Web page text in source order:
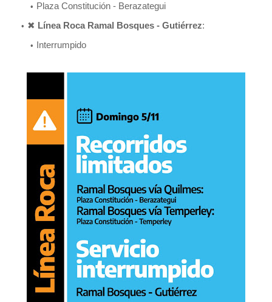
Plaza Constitución - Berazategui
✖ Línea Roca Ramal Bosques - Gutiérrez:
Interrumpido